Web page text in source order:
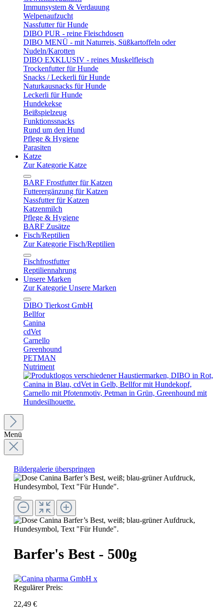
Immunsystem & Verdauung
Welpenaufzucht
Nassfutter für Hunde
DIBO PUR - reine Fleischdosen
DIBO MENÜ - mit Naturreis, Süßkartoffeln oder
Nudeln/Karotten
DIBO EXKLUSIV - reines Muskelfleisch
Trockenfutter für Hunde
Snacks / Leckerli für Hunde
Naturkausnacks für Hunde
Leckerli für Hunde
Hundekekse
Beißspielzeug
Funktionssnacks
Rund um den Hund
Pflege & Hygiene
Parasiten
Katze
Zur Kategorie Katze
BARF Frostfutter für Katzen
Futterergänzung für Katzen
Nassfutter für Katzen
Katzenmilch
Pflege & Hygiene
BARF Zusätze
Fisch/Reptilien
Zur Kategorie Fisch/Reptilien
Fischfrostfutter
Reptiliennahrung
Unsere Marken
Zur Kategorie Unsere Marken
DIBO Tierkost GmbH
Bellfor
Canina
cdVet
Carnello
Greenhound
PETMAN
Nutriment
Menü
Bildergalerie überspringen
Barfer's Best - 500g
Regulärer Preis:
22,49 €